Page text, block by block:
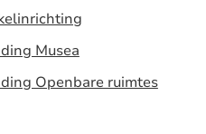
Musea
Openbare ruimtes